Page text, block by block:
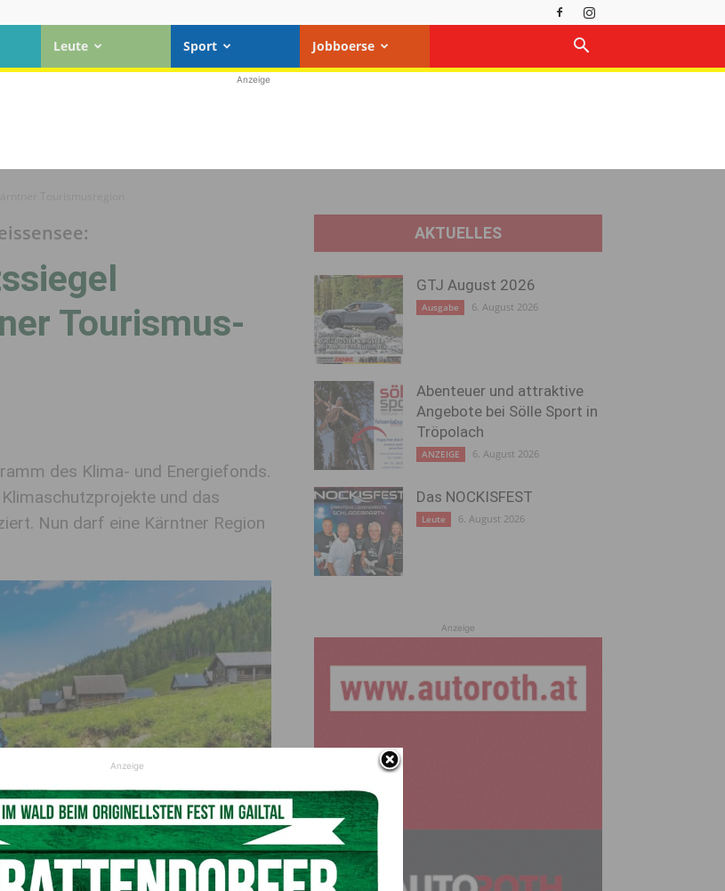
Leute Sport Jobboerse
Anzeige
Tourismus­
des Klima- und Energiefonds.
und das
Nun darf eine Kärntner Region
AKTUELLES
GTJ August 2026
Ausgabe 6. August 2026
Abenteuer und attraktive
Angebote bei Sölle Sport in
Tröpolach
ANZEIGE 6. August 2026
Das NOCKISFEST
Leute 6. August 2026
Anzeige
Anzeige